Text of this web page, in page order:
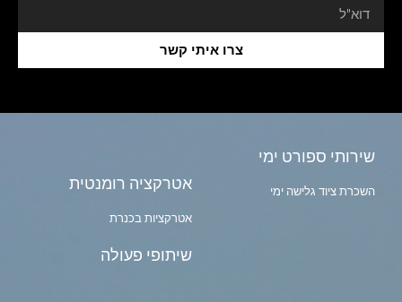
צרו איתי קשר
שירותי ספורט ימי
השכרת ציוד גלישה ימי אטרקציה רומנטית
אטרקציות בכנרת
שיתופי פעולה